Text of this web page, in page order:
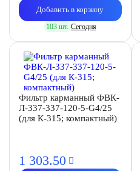
Добавить в корзину
103 шт. Сегодня
Фильтр карманный ФВК-
Л-337-337-120-5-G4/25
(для К-315; компактный)
1 303.50